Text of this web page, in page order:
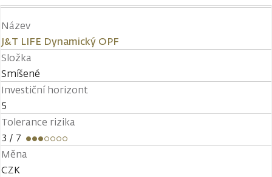
Název
J&T LIFE Dynamický OPF
Složka
Smíšené
Investiční horizont
5
Tolerance rizika
3 / 7
Měna
CZK